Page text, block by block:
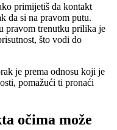
primijetiš da kontakt
da si na pravom putu.
pravom trenutku prilika je
što vodi do
je prema odnosu koji je
pomažući ti pronaći
očima može